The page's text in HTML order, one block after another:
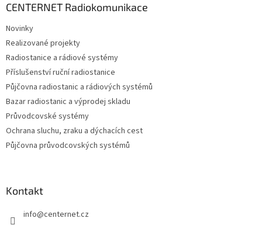
CENTERNET Radiokomunikace
Novinky
Realizované projekty
Radiostanice a rádiové systémy
Příslušenství ruční radiostanice
Půjčovna radiostanic a rádiových systémů
Bazar radiostanic a výprodej skladu
Průvodcovské systémy
Ochrana sluchu, zraku a dýchacích cest
Půjčovna průvodcovských systémů
Kontakt
info@centernet.cz